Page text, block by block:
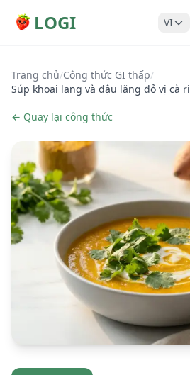
LOGI VI
Trang chủ/Công thức GI thấp/
Súp khoai lang và đậu lăng đỏ vị cà ri
← Quay lại công thức